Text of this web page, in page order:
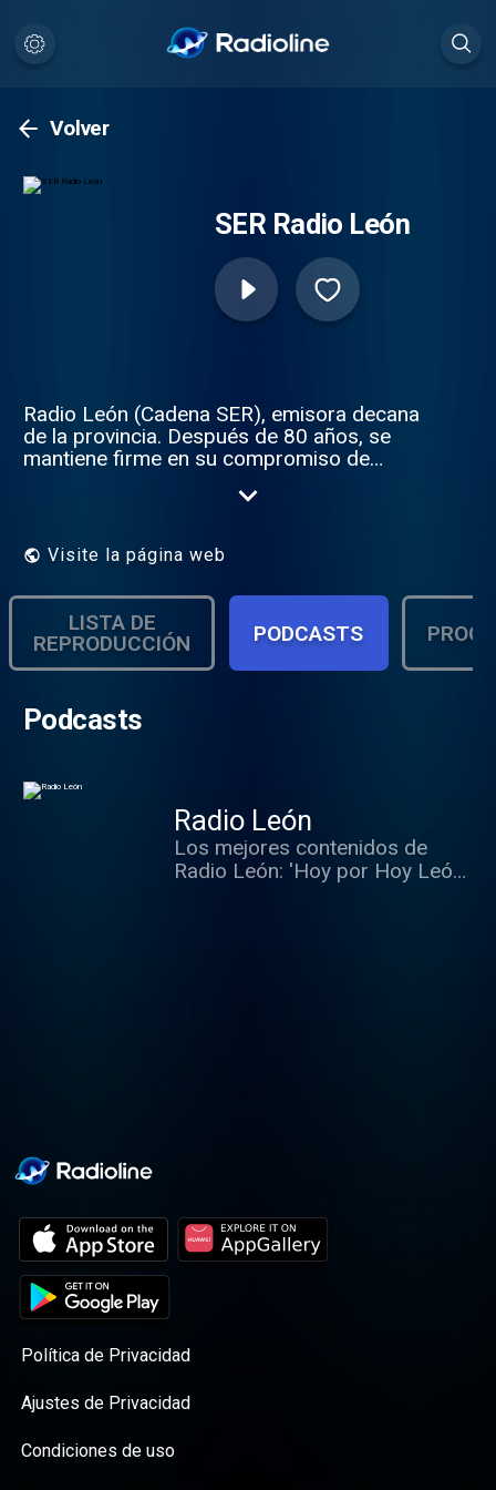
Volver
SER Radio León
Radio León (Cadena SER), emisora decana
de la provincia. Después de 80 años, se
mantiene firme en su compromiso de
Visite la página web
LISTA DE
REPRODUCCIÓN
PODCASTS
Podcasts
Radio León
Los mejores contenidos de
Radio León: 'Hoy por Hoy León',
Política de Privacidad
Ajustes de Privacidad
Condiciones de uso